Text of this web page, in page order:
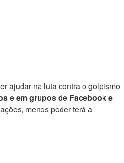
ajudar na luta contra o golpismo
e em grupos de Facebook e
menos poder terá a